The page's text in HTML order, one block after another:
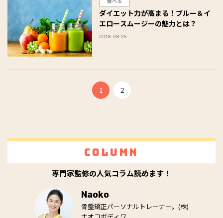
ダイエット力が高まる！ブルー＆イ
エロースムージーの魅力とは？
2018.08.25
1 2
Column
専門家監修の人気コラム読めます！
Naoko
骨盤矯正パーソナルトレーナー。(株)